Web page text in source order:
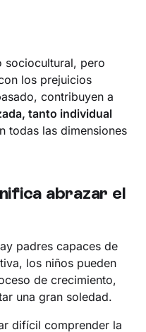
sociocultural, pero
los prejuicios
contribuyen a
tanto individual
todas las dimensiones
abrazar el
padres capaces de
los niños pueden
de crecimiento,
una gran soledad.
difícil comprender la